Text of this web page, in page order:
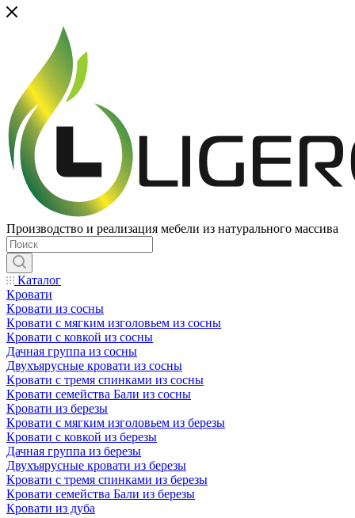
Производство и реализация мебели из натурального массива
Каталог
Кровати
Кровати из сосны
Кровати с мягким изголовьем из сосны
Кровати с ковкой из сосны
Дачная группа из сосны
Двухъярусные кровати из сосны
Кровати с тремя спинками из сосны
Кровати семейства Бали из сосны
Кровати из березы
Кровати с мягким изголовьем из березы
Кровати с ковкой из березы
Дачная группа из березы
Двухъярусные кровати из березы
Кровати с тремя спинками из березы
Кровати семейства Бали из березы
Кровати из дуба